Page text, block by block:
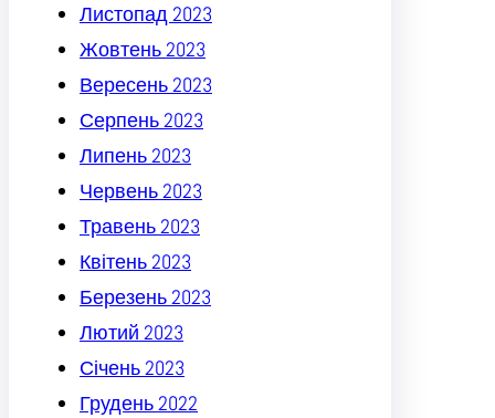
Листопад 2023
Жовтень 2023
Вересень 2023
Серпень 2023
Липень 2023
Червень 2023
Травень 2023
Квітень 2023
Березень 2023
Лютий 2023
Січень 2023
Грудень 2022